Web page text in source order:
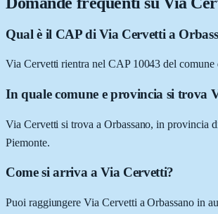
Qual è il CAP di Via Cervetti a
Via Cervetti rientra nel CAP 10043 del comune
In quale comune e provincia si trova
Via Cervetti si trova a Orbassano, in provincia
Piemonte.
Come si arriva a Via Cervetti?
Puoi raggiungere Via Cervetti a Orbassano in